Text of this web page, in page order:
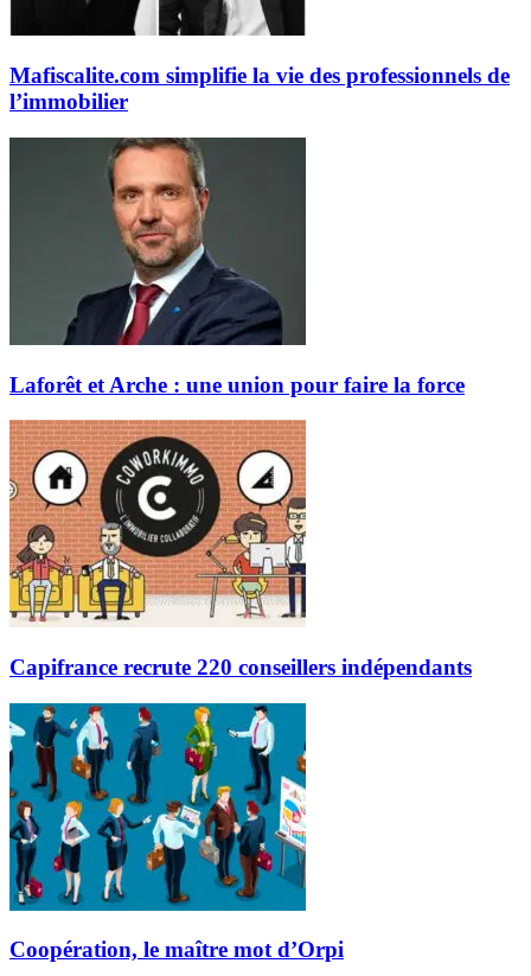
Mafiscalite.com simplifie la vie des professionnels de
l’immobilier
Laforêt et Arche : une union pour faire la force
Capifrance recrute 220 conseillers indépendants
Coopération, le maître mot d’Orpi